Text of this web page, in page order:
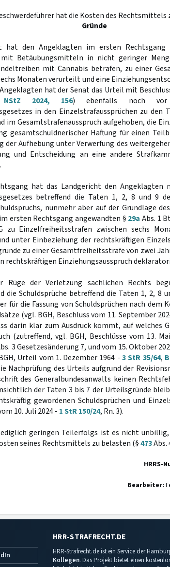
hat die Kosten des Rechtsmittels
Gründe
hat den Angeklagten im ersten Rechtsgang
mit Betäubungsmitteln in nicht geringer
mit Cannabis betrafen, zu einer
Monaten verurteilt und eine
hat der Senat das Urteil mit
NStZ 2024, 156) ebenfalls noch vor
in den Einzelstrafaussprüchen zu den
im Gesamtstrafenausspruch aufgehoben, die
gesamtschuldnerischer Haftung für einen
der Aufhebung unter Verwerfung des
und Entscheidung an eine andere
hat das Landgericht den Angeklagten
betreffend die Taten 1, 2, 8 und 9
nunmehr aber auf der Grundlage
ersten Rechtsgang angewandten § 29a Abs. 1
zu Einzelfreiheitsstrafen zwischen sechs
unter Einbeziehung der rechtskräftigen
zu einer Gesamtfreiheitsstrafe von zwei
rechtskräftigen Einziehungsausspruch
der Verletzung sachlichen Rechts
die Schuldsprüche betreffend die Taten 1, 2, 8
für die Fassung von Schuldsprüchen nach dem
(vgl. BGH, Beschluss vom 11. September
darin klar zum Ausdruck kommt, auf welches
(zutreffend, vgl. BGH, Beschlüsse vom 13.
3 Gesetzesänderung 7, und vom 15. Oktober
Urteil vom 1. Dezember 1964 -3 StR 35/64,
Nachprüfung des Urteils aufgrund der
des Generalbundesanwalts keinen
der Taten 3 bis 7 der Urteilsgründe
gewordenen Schuldsprüchen und
10. Juli 2024 - 1 StR 150/24, Rn. 3).
geringen Teilerfolgs ist es nicht
seines Rechtsmittels zu belasten (§473Abs.
HRRS-
Bearbeiter:
HRR-STRAFRECHT.DE
HRR-Strafrecht.de ist ein Service der
Kollegen. Das Projekt bietet einen